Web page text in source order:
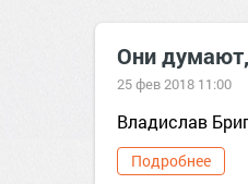
Они
25 фев 2018 11:00
Владислав
Подробнее